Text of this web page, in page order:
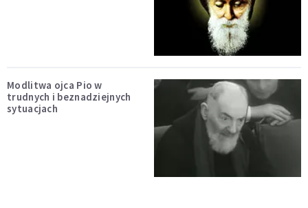
Modlitwa ojca Pio w
trudnych i beznadziejnych
sytuacjach